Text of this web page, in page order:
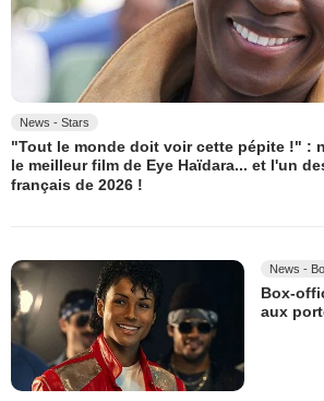
News - Stars
"Tout le monde doit voir cette pépite !" :
le meilleur film de Eye Haïdara... et l'un
français de 2026 !
News -
Box-
aux